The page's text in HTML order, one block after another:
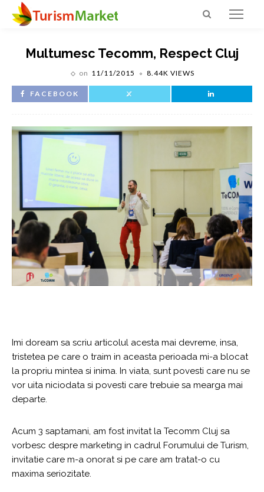
Multumesc Tecomm, Respect Cluj
on 11/11/2015 8.44K VIEWS
FACEBOOK
Imi doream sa scriu articolul acesta mai devreme, insa,
tristetea pe care o traim in aceasta perioada mi-a blocat
la propriu mintea si inima. In viata, sunt povesti care nu se
vor uita niciodata si povesti care trebuie sa mearga mai
departe.
Acum 3 saptamani, am fost invitat la Tecomm Cluj sa
vorbesc despre marketing in cadrul Forumului de Turism,
invitatie care m-a onorat si pe care am tratat-o cu
maxima seriozitate.